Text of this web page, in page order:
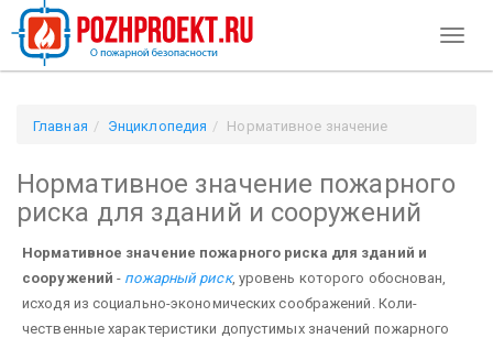
Главная Энциклопедия
Нормативное значение
Нормативное значение пожарного
риска для зданий и сооружений
Нормативное значение пожарного риска для зданий и
сооружений - пожарный риск, уровень которого обоснован,
исходя из социально-экономических соображений. Коли­
чественные характеристики допустимых значений пожарного